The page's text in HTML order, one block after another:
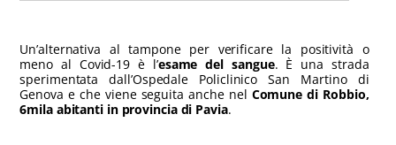
Un’alternativa al tampone per verificare la positività o
meno al Covid-19 è l’esame del sangue. È una strada
sperimentata dall’Ospedale Policlinico San Martino di
Genova e che viene seguita anche nel Comune di Robbio,
6mila abitanti in provincia di Pavia.